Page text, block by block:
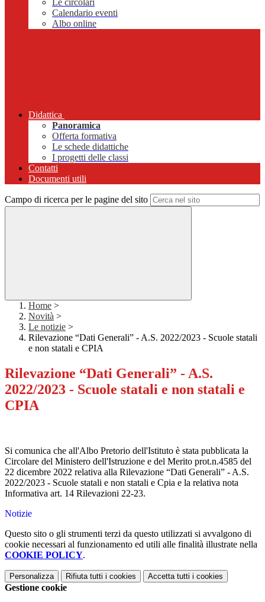
Le circolari
Calendario eventi
Albo online
Didattica
Panoramica
Offerta formativa
Le schede didattiche
I progetti delle classi
Contatti
Documenti utili
Campo di ricerca per le pagine del sito
Home >
Novità >
Le notizie >
Rilevazione “Dati Generali” - A.S. 2022/2023 - Scuole statali
e non statali e CPIA
Rilevazione “Dati Generali” - A.S.
2022/2023 - Scuole statali e non statali e
CPIA
Si comunica che all'Albo Pretorio dell'Istituto è stata pubblicata la
Circolare del Ministero dell'Istruzione e del Merito prot.n.4585 del
22 dicembre 2022 relativa alla Rilevazione “Dati Generali” - A.S.
2022/2023 - Scuole statali e non statali e Cpia e la relativa nota
Informativa art. 14 Rilevazioni 22-23.
Notizie
Questo sito o gli strumenti terzi da questo utilizzati si avvalgono di
cookie necessari al funzionamento ed utili alle finalità illustrate nella
COOKIE POLICY.
Personalizza Rifiuta tutti i cookies Accetta tutti i cookies
Gestione cookie